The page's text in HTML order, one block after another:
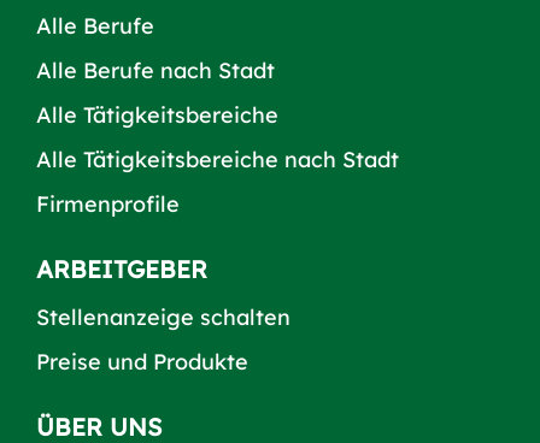
Alle Berufe
Alle Berufe nach Stadt
Alle Tätigkeitsbereiche
Alle Tätigkeitsbereiche nach Stadt
Firmenprofile
ARBEITGEBER
Stellenanzeige schalten
Preise und Produkte
ÜBER UNS